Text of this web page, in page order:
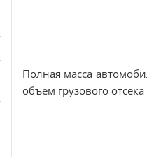
Полная масса
объем грузового